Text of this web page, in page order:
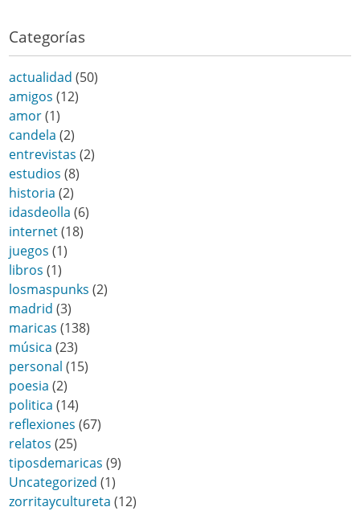
Categorías
actualidad (50)
amigos (12)
amor(1)
candela (2)
entrevistas (2)
estudios (8)
historia (2)
idasdeolla (6)
internet(18)
juegos (1)
libros (1)
losmaspunks (2)
madrid (3)
maricas (138)
música (23)
personal (15)
poesia (2)
politica (14)
reflexiones (67)
relatos (25)
tiposdemaricas (9)
Uncategorized (1)
zorritaycultureta (12)